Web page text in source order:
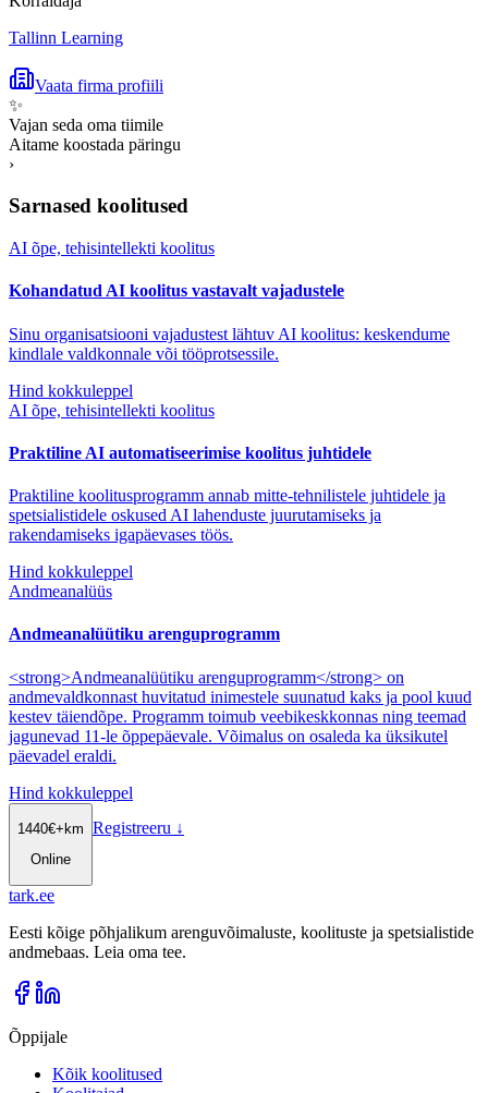
Tallinn Learning
Vaata firma profiili
✨
Vajan seda oma tiimile
Aitame koostada päringu
›
Sarnased koolitused
AI õpe, tehisintellekti koolitus
Kohandatud AI koolitus vastavalt vajadustele
Sinu organisatsiooni vajadustest lähtuv AI koolitus: keskendume
kindlale valdkonnale või tööprotsessile.
Hind kokkuleppel
AI õpe, tehisintellekti koolitus
Praktiline AI automatiseerimise koolitus juhtidele
Praktiline koolitusprogramm annab mitte-tehnilistele juhtidele ja
spetsialistidele oskused AI lahenduste juurutamiseks ja
rakendamiseks igapäevases töös.
Hind kokkuleppel
Andmeanalüüs
Andmeanalüütiku arenguprogramm
<strong>Andmeanalüütiku arenguprogramm</strong> on
andmevaldkonnast huvitatud inimestele suunatud kaks ja pool kuud
kestev täiendõpe. Programm toimub veebikeskkonnas ning teemad
jagunevad 11-le õppepäevale. Võimalus on osaleda ka üksikutel
päevadel eraldi.
Hind kokkuleppel
1440€+km
Online
Registreeru ↓
tark.ee
Eesti kõige põhjalikum arenguvõimaluste, koolituste ja spetsialistide
andmebaas. Leia oma tee.
Õppijale
Kõik koolitused